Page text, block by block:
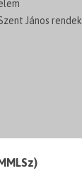
János rendek